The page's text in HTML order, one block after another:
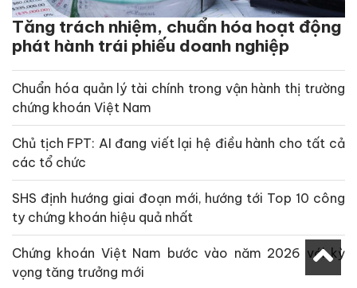
Tăng trách nhiệm, chuẩn hóa hoạt động
phát hành trái phiếu doanh nghiệp
Chuẩn hóa quản lý tài chính trong vận hành thị trường
chứng khoán Việt Nam
Chủ tịch FPT: AI đang viết lại hệ điều hành cho tất cả
các tổ chức
SHS định hướng giai đoạn mới, hướng tới Top 10 công
ty chứng khoán hiệu quả nhất
Chứng khoán Việt Nam bước vào năm 2026 với kỳ
vọng tăng trưởng mới